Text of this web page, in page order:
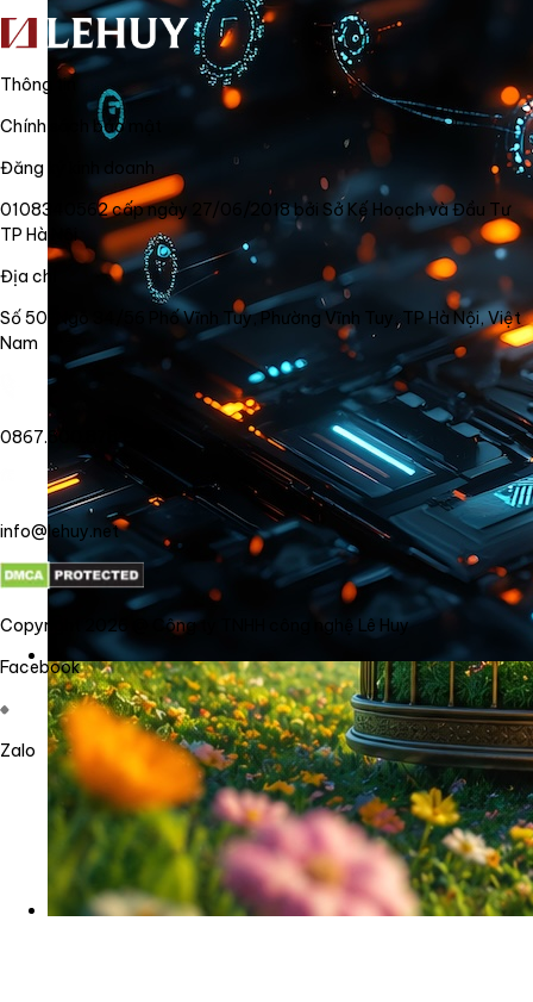
Thông tin
Chính sách bảo mật
Đăng ký kinh doanh
0108340562 cấp ngày 27/06/2018 bởi Sở Kế Hoạch và Đầu Tư
TP Hà Nội
Địa chỉ
Số 50, Ngõ 34/56 Phố Vĩnh Tuy, Phường Vĩnh Tuy, TP Hà Nội, Việt
Nam
0867.800.878
info@lehuy.net
Copyright 2026 @ Công ty TNHH công nghệ Lê Huy
Facebook
Zalo